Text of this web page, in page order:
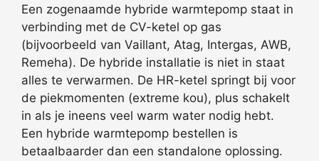
Een zogenaamde hybride warmtepomp staat in
verbinding met de CV-ketel op gas
(bijvoorbeeld van Vaillant, Atag, Intergas, AWB,
Remeha). De hybride installatie is niet in staat
alles te verwarmen. De HR-ketel springt bij voor
de piekmomenten (extreme kou), plus schakelt
in als je ineens veel warm water nodig hebt.
Een hybride warmtepomp bestellen is
betaalbaarder dan een standalone oplossing.